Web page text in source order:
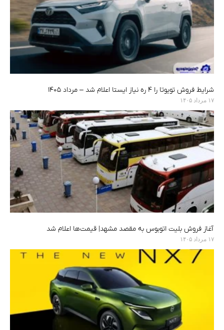
شرایط فروش تویوتا را ۴ ره نیاز ایستا اعلام شد – مرداد ۱۴۰۵
۱۷ مرداد ۱۴۰۵
آغاز فروش بلیت اتوبوس به مقصد مشهد| قیمت‌ها اعلام شد
۱۷ مرداد ۱۴۰۵